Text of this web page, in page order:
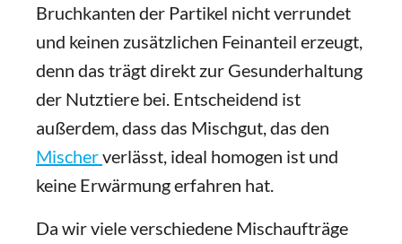
Bruchkanten der Partikel nicht verrundet
und keinen zusätzlichen Feinanteil erzeugt,
denn das trägt direkt zur Gesunderhaltung
der Nutztiere bei. Entscheidend ist
außerdem, dass das Mischgut, das den
Mischerverlässt, ideal homogen ist und
keine Erwärmung erfahren hat.
Da wir viele verschiedene Mischaufträge